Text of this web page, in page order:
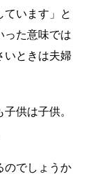
ています」と
った意味では
いときは夫婦
供は子供。
のでしょうか